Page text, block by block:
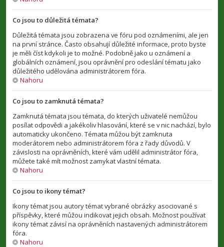
Co jsou to důležitá témata?
Důležitá témata jsou zobrazena ve fóru pod oznámeními, ale jen
na první stránce. Často obsahují důležité informace, proto byste
je měli číst kdykoli je to možné. Podobně jako u oznámení a
globálních oznámení, jsou oprávnění pro odeslání tématu jako
důležitého udělována administrátorem fóra.
Nahoru
Co jsou to zamknutá témata?
Zamknutá témata jsou témata, do kterých uživatelé nemůžou
posílat odpovědi a jakékoliv hlasování, které se v nic nachází, bylo
automaticky ukončeno. Témata můžou být zamknuta
moderátorem nebo administrátorem fóra z řady důvodů. V
závislosti na oprávněních, které vám udělil administrátor fóra,
můžete také mít možnost zamykat vlastní témata.
Nahoru
Co jsou to ikony témat?
Ikony témat jsou autory témat vybrané obrázky asociované s
příspěvky, které můžou indikovat jejich obsah. Možnost používat
ikony témat závisí na oprávněních nastavených administrátorem
fóra.
Nahoru